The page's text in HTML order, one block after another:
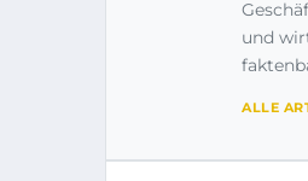
und
ALLE